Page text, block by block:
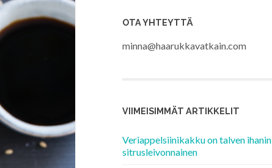
OTA YHTEYTTÄ
minna@haarukkavatkain.com
VIIMEISIMMÄT ARTIKKELIT
Veriappelsiinikakku on talven ihanin
sitrusleivonnainen